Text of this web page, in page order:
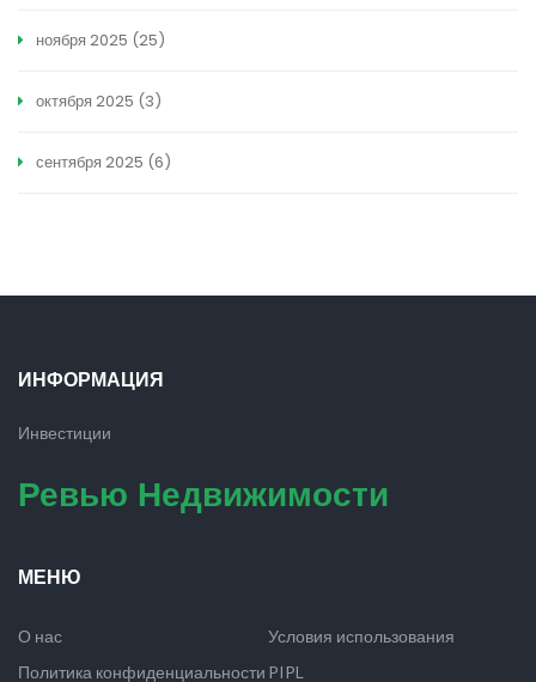
ноября 2025 (25)
октября 2025 (3)
сентября 2025 (6)
ИНФОРМАЦИЯ
Инвестиции
Ревью Недвижимости
МЕНЮ
О нас
Условия использования
Политика конфиденциальности PIPL